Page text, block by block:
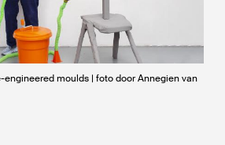
engineered moulds | foto door Annegien van